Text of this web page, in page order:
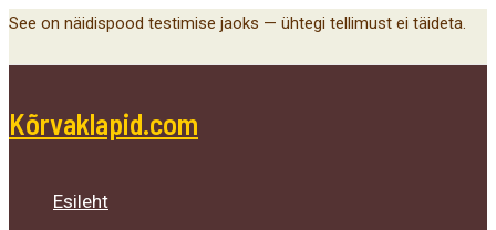
Skip
See on näidispood testimise jaoks — ühtegi tellimust ei täideta.
Kõrvaklapid.com
Esileht
Menu
Toggle
Menu
Toggle
Menu
Toggle
Main
Menu